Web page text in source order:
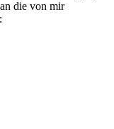
die von mir